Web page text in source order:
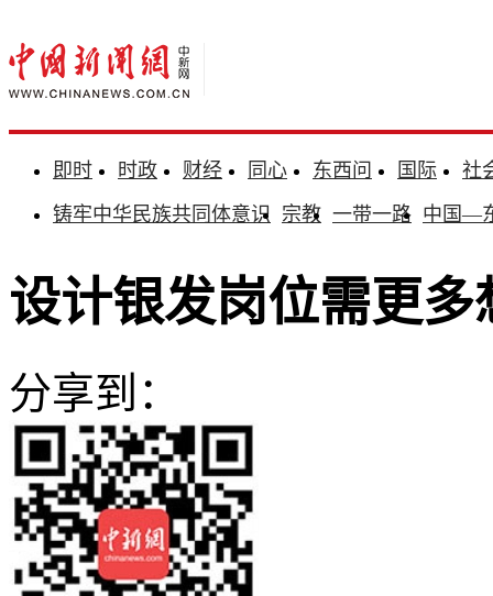
即时 时政 财经 同心 东西问 国际
社
铸牢中华民族共同体意识 宗教 一带一路 中国—
设计银发岗位需更多
分享到：